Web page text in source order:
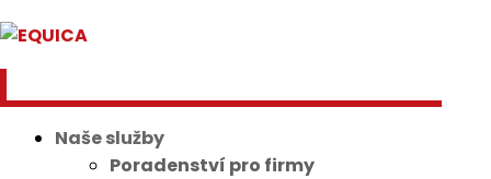
Naše služby
Poradenství pro firmy